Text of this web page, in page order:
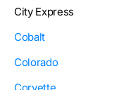
City Express
Cobalt
Colorado
Corvette